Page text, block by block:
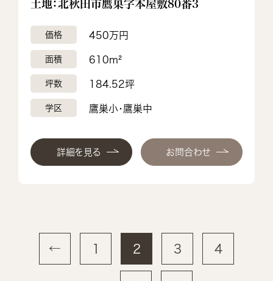
土地：北秋田市鷹巣字本屋敷80番3
価格 450万円
面積 610m²
坪数 184.52坪
学区 鷹巣小・鷹巣中
詳細を見る お問合わせ
← 1 2 3 4